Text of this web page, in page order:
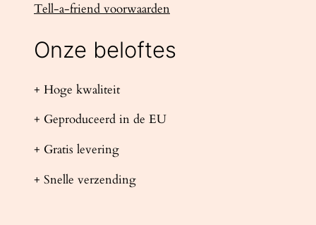
Tell-a-friend voorwaarden
Onze beloftes
+ Hoge kwaliteit
+ Geproduceerd in de EU
+ Gratis levering
+ Snelle verzending